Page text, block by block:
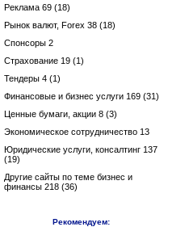
Реклама 69 (18)
Рынок валют, Forex 38 (18)
Спонсоры 2
Страхование 19 (1)
Тендеры 4 (1)
Финансовые и бизнес услуги 169 (31)
Ценные бумаги, акции 8 (3)
Экономическое сотрудничество 13
Юридические услуги, консалтинг 137
(19)
Другие сайты по теме бизнес и
финансы 218 (36)
Рекомендуем: